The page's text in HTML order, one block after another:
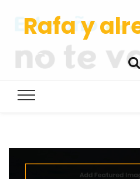
Rafa y